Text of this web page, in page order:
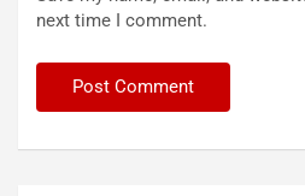
next time I comment.